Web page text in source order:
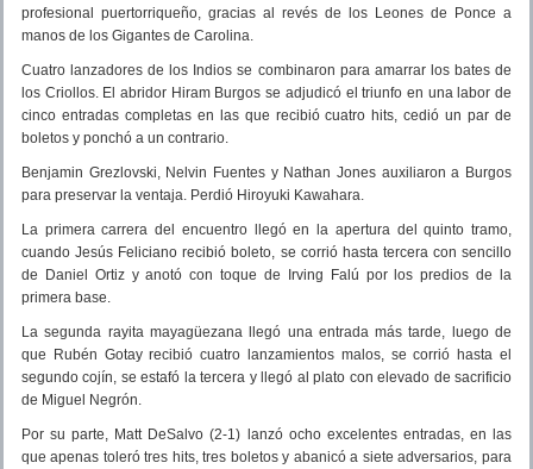
profesional puertorriqueño, gracias al revés de los Leones de Ponce a
manos de los Gigantes de Carolina.
Cuatro lanzadores de los Indios se combinaron para amarrar los bates de
los Criollos. El abridor Hiram Burgos se adjudicó el triunfo en una labor de
cinco entradas completas en las que recibió cuatro hits, cedió un par de
boletos y ponchó a un contrario.
Benjamin Grezlovski, Nelvin Fuentes y Nathan Jones auxiliaron a Burgos
para preservar la ventaja. Perdió Hiroyuki Kawahara.
La primera carrera del encuentro llegó en la apertura del quinto tramo,
cuando Jesús Feliciano recibió boleto, se corrió hasta tercera con sencillo
de Daniel Ortiz y anotó con toque de Irving Falú por los predios de la
primera base.
La segunda rayita mayagüezana llegó una entrada más tarde, luego de
que Rubén Gotay recibió cuatro lanzamientos malos, se corrió hasta el
segundo cojín, se estafó la tercera y llegó al plato con elevado de sacrificio
de Miguel Negrón.
Por su parte, Matt DeSalvo (2-1) lanzó ocho excelentes entradas, en las
que apenas toleró tres hits, tres boletos y abanicó a siete adversarios, para